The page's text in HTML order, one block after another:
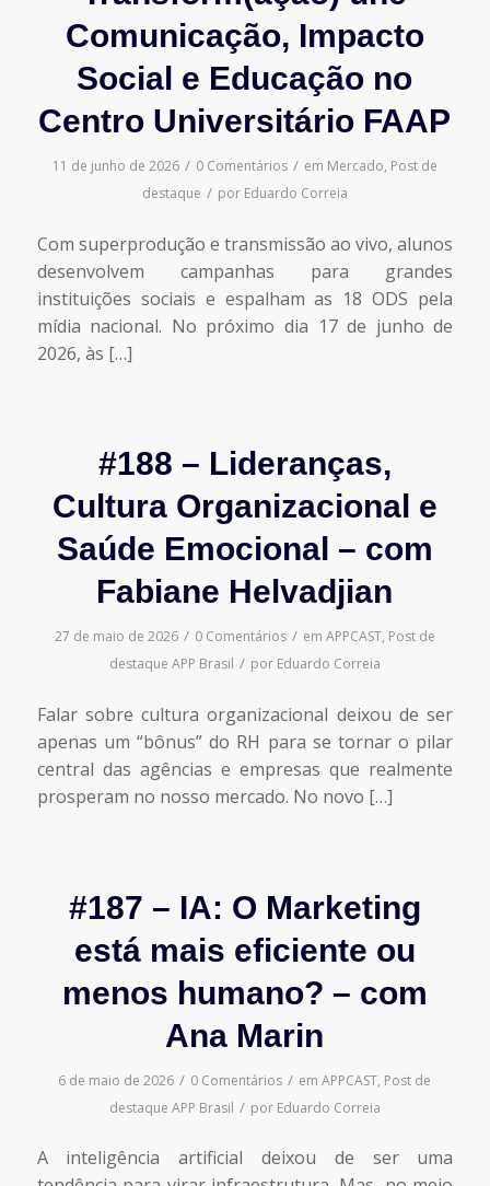
Comunicação, Impacto
Social e Educação no
Centro Universitário FAAP
11 de junho de 2026 / 0 Comentários / em Mercado, Post de
destaque / por Eduardo Correia
Com superprodução e transmissão ao vivo, alunos
desenvolvem campanhas para grandes
instituições sociais e espalham as 18 ODS pela
mídia nacional. No próximo dia 17 de junho de
2026, às […]
#188 – Lideranças,
Cultura Organizacional e
Saúde Emocional – com
Fabiane Helvadjian
27 de maio de 2026 / 0 Comentários / em APPCAST, Post de
destaque APP Brasil / por Eduardo Correia
Falar sobre cultura organizacional deixou de ser
apenas um “bônus” do RH para se tornar o pilar
central das agências e empresas que realmente
prosperam no nosso mercado. No novo […]
#187 – IA: O Marketing
está mais eficiente ou
menos humano? – com
Ana Marin
6 de maio de 2026 / 0 Comentários / emAPPCAST, Post de
destaque APP Brasil / por Eduardo Correia
A inteligência artificial deixou de ser uma